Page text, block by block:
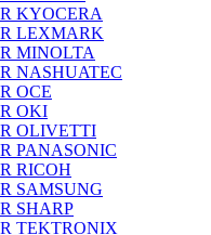
KYOCERA
LEXMARK
MINOLTA
NASHUATEC
OCE
OKI
OLIVETTI
PANASONIC
RICOH
SAMSUNG
SHARP
TEKTRONIX